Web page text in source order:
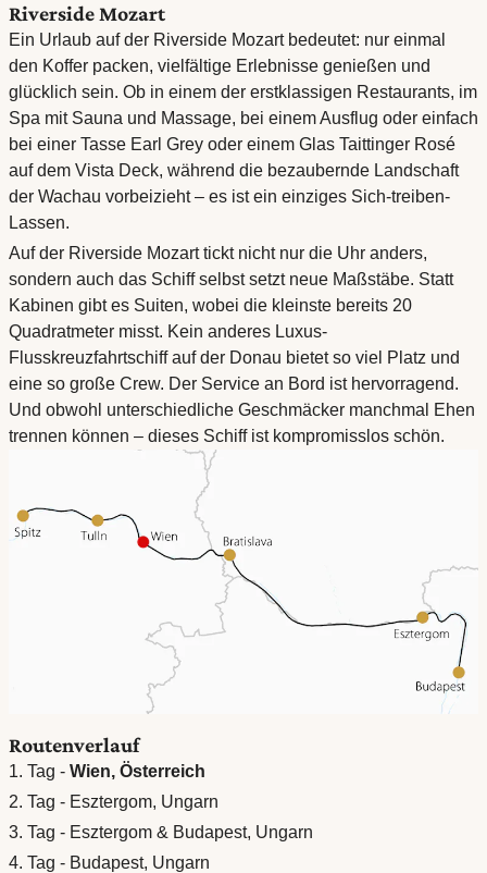
Riverside Mozart
Ein Urlaub auf der Riverside Mozart bedeutet: nur einmal
den Koffer packen, vielfältige Erlebnisse genießen und
glücklich sein. Ob in einem der erstklassigen Restaurants, im
Spa mit Sauna und Massage, bei einem Ausflug oder einfach
bei einer Tasse Earl Grey oder einem Glas Taittinger Rosé
auf dem Vista Deck, während die bezaubernde Landschaft
der Wachau vorbeizieht – es ist ein einziges Sich-treiben-
Lassen.
Auf der Riverside Mozart tickt nicht nur die Uhr anders,
sondern auch das Schiff selbst setzt neue Maßstäbe. Statt
Kabinen gibt es Suiten, wobei die kleinste bereits 20
Quadratmeter misst. Kein anderes Luxus-
Flusskreuzfahrtschiff auf der Donau bietet so viel Platz und
eine so große Crew. Der Service an Bord ist hervorragend.
Und obwohl unterschiedliche Geschmäcker manchmal Ehen
trennen können – dieses Schiff ist kompromisslos schön.
Routenverlauf
1. Tag - Wien, Österreich
2. Tag - Esztergom, Ungarn
3. Tag - Esztergom & Budapest, Ungarn
4. Tag - Budapest, Ungarn